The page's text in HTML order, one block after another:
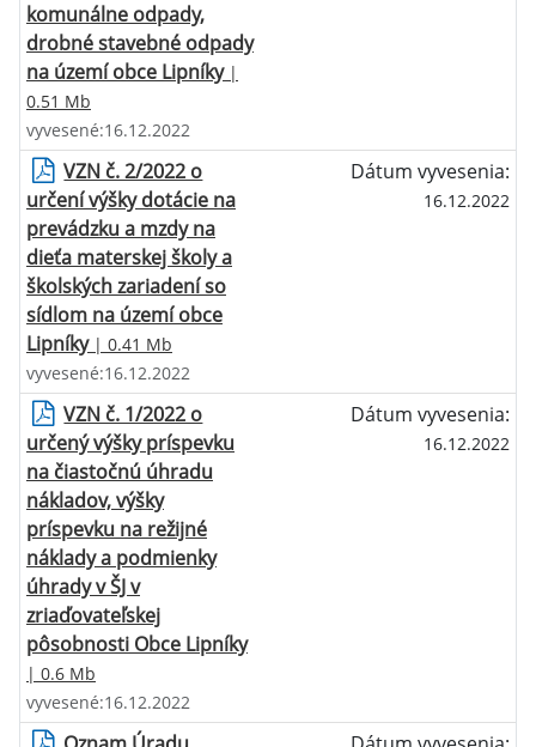
komunálne odpady,
drobné stavebné odpady
na území obce Lipníky|
0.51 Mb
vyvesené:16.12.2022
VZN č. 2/2022 o
určení výšky dotácie na
prevádzku a mzdy na
dieťa materskej školy a
školských zariadení so
sídlom na území obce
Lipníky| 0.41 Mb
Dátum vyvesenia:
16.12.2022
vyvesené:16.12.2022
VZN č. 1/2022 o
určený výšky príspevku
na čiastočnú úhradu
nákladov, výšky
príspevku na režijné
náklady a podmienky
úhrady v ŠJ v
zriaďovateľskej
pôsobnosti Obce Lipníky
| 0.6 Mb
Dátum vyvesenia:
16.12.2022
vyvesené:16.12.2022